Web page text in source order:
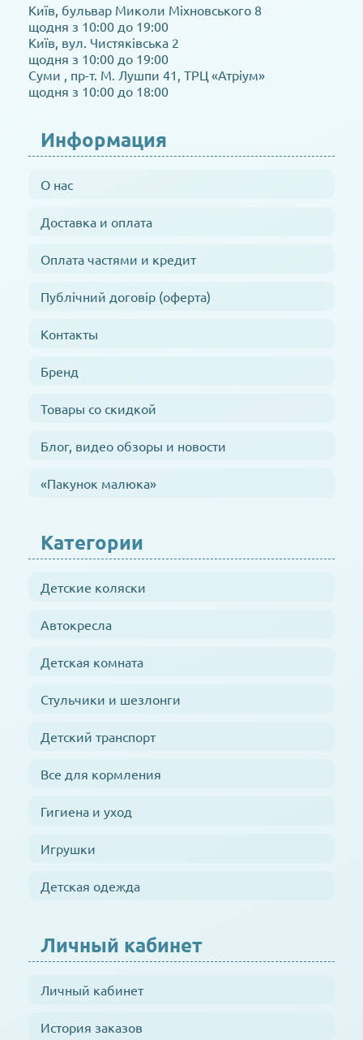
Київ, бульвар Миколи Міхновського 8
щодня з 10:00 до 19:00
Київ, вул. Чистяківська 2
щодня з 10:00 до 19:00
Суми , пр-т. М. Лушпи 41, ТРЦ «Атріум»
щодня з 10:00 до 18:00
Информация
О нас
Доставка и оплата
Оплата частями и кредит
Публічний договір (оферта)
Контакты
Бренд
Товары со скидкой
Блог, видео обзоры и новости
«Пакунок малюка»
Категории
Детские коляски
Автокресла
Детская комната
Стульчики и шезлонги
Детский транспорт
Все для кормления
Гигиена и уход
Игрушки
Детская одежда
Личный кабинет
Личный кабинет
История заказов